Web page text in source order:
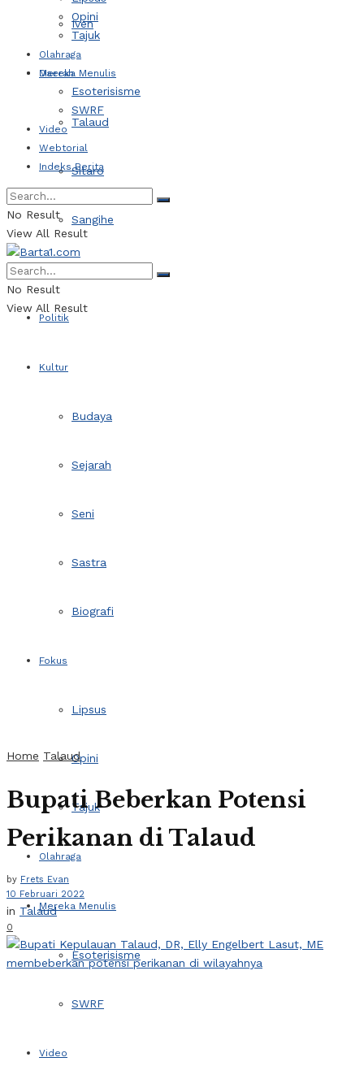
Iven
Daerah
Talaud
Sitaro
Sangihe
Politik
Kultur
Budaya
Sejarah
Seni
Sastra
Biografi
Fokus
Lipsus
Opini
Tajuk
Olahraga
Mereka Menulis
Esoterisisme
SWRF
Video
Opini
Tajuk
Olahraga
Mereka Menulis
Esoterisisme
SWRF
Video
Webtorial
Indeks Berita
No Result
View All Result
No Result
View All Result
Home Talaud
Bupati Beberkan Potensi
Perikanan di Talaud
by Frets Evan
10 Februari 2022
in Talaud
0